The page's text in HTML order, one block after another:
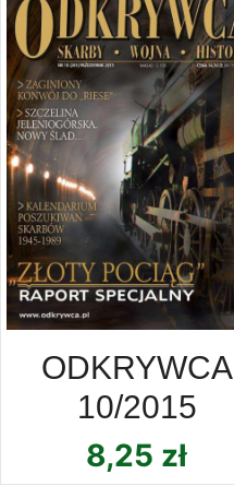
ODKRYWCA
10/2015
8,25 zł